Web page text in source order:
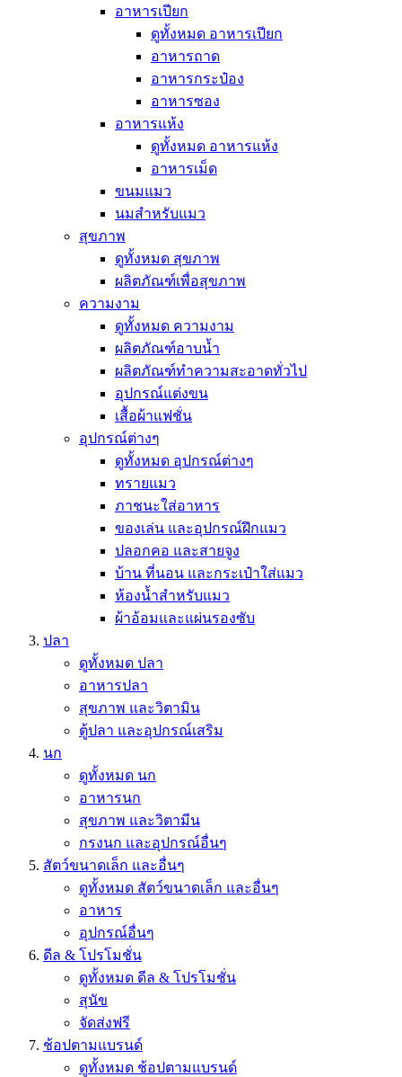
อาหารเปียก
ดูทั้งหมด อาหารเปียก
อาหารถาด
อาหารกระป๋อง
อาหารซอง
อาหารแห้ง
ดูทั้งหมด อาหารแห้ง
อาหารเม็ด
ขนมแมว
นมสำหรับแมว
สุขภาพ
ดูทั้งหมด สุขภาพ
ผลิตภัณฑ์เพื่อสุขภาพ
ความงาม
ดูทั้งหมด ความงาม
ผลิตภัณฑ์อาบน้ำ
ผลิตภัณฑ์ทำความสะอาดทั่วไป
อุปกรณ์แต่งขน
เสื้อผ้าแฟชั่น
อุปกรณ์ต่างๆ
ดูทั้งหมด อุปกรณ์ต่างๆ
ทรายแมว
ภาชนะใส่อาหาร
ของเล่น และอุปกรณ์ฝึกแมว
ปลอกคอ และสายจูง
บ้าน ที่นอน และกระเป๋าใส่แมว
ห้องน้ำสำหรับแมว
ผ้าอ้อมและแผ่นรองซับ
ปลา
ดูทั้งหมด ปลา
อาหารปลา
สุขภาพ และวิตามิน
ตู้ปลา และอุปกรณ์เสริม
นก
ดูทั้งหมด นก
อาหารนก
สุขภาพ และวิตามีน
กรงนก และอุปกรณ์อื่นๆ
สัตว์ขนาดเล็ก และอื่นๆ
ดูทั้งหมด สัตว์ขนาดเล็ก และอื่นๆ
อาหาร
อุปกรณ์อื่นๆ
ดีล & โปรโมชั่น
ดูทั้งหมด ดีล & โปรโมชั่น
สุนัข
จัดส่งฟรี
ช้อปตามแบรนด์
ดูทั้งหมด ช้อปตามแบรนด์